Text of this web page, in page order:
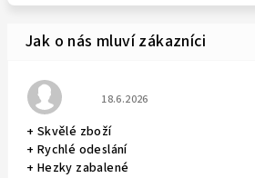
Hodnocení obchodu je 5 z
18.6.2026
+ Skvělé zboží
+ Rychlé odeslání
+ Hezky zabalené